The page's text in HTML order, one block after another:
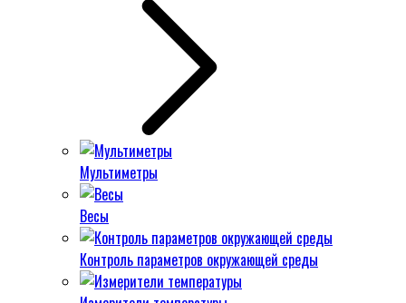
Мультиметры
Весы
Контроль параметров окружающей среды